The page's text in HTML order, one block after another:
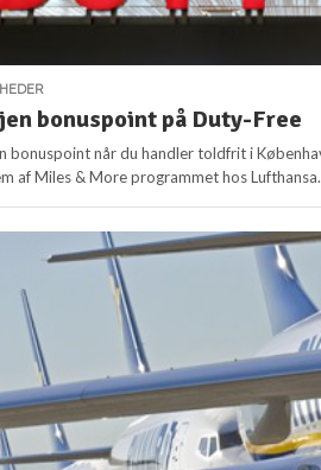
bonuspoint på Duty-Free
bonuspoint når du handler toldfrit i
af Miles & More programmet hos